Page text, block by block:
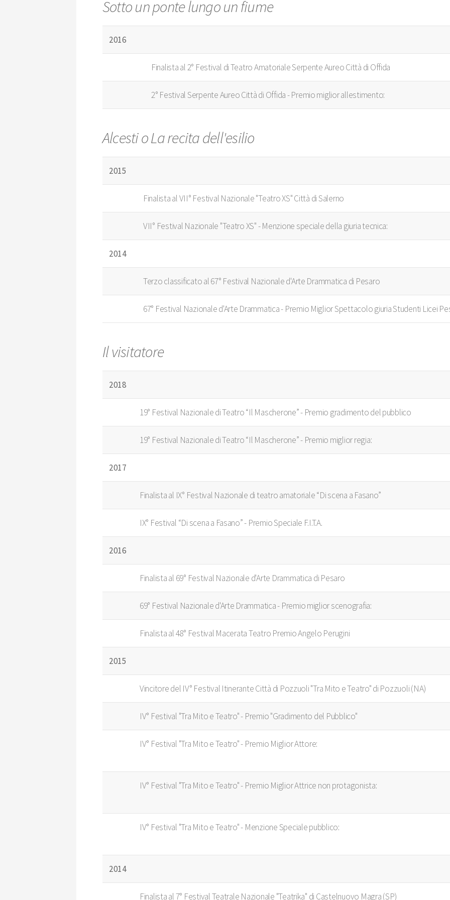
Sotto un ponte lungo un fiume
2016
Finalista al 2° Festival di Teatro Amatoriale Serpente Aureo Città di Offida
2° Festival Serpente Aureo Città di Offida - Premio miglior allestimento:
Alcesti o La recita dell'esilio
2015
Finalista al VII° Festival Nazionale "Teatro XS" Città di Salerno
VII° Festival Nazionale "Teatro XS" - Menzione speciale della giuria tecnica:
2014
Terzo classificato al 67° Festival Nazionale d'Arte Drammatica di Pesaro
67° Festival Nazionale d'Arte Drammatica - Premio Miglior Spettacolo giuria Studenti Licei
Il visitatore
2018
19° Festival Nazionale di Teatro “Il Mascherone” - Premio gradimento del pubblico
19° Festival Nazionale di Teatro “Il Mascherone” - Premio miglior regia:
2017
Finalista al IX° Festival Nazionale di teatro amatoriale “Di scena a Fasano”
IX° Festival “Di scena a Fasano” - Premio Speciale F.I.T.A.
2016
Finalista al 69° Festival Nazionale d'Arte Drammatica di Pesaro
69° Festival Nazionale d'Arte Drammatica - Premio miglior scenografia:
Finalista al 48° Festival Macerata Teatro Premio Angelo Perugini
2015
Vincitore del IV° Festival Itinerante Città di Pozzuoli "Tra Mito e Teatro" di Pozzuoli (NA)
IV° Festival "Tra Mito e Teatro" - Premio "Gradimento del Pubblico"
IV° Festival "Tra Mito e Teatro" - Premio Miglior Attore:
IV° Festival "Tra Mito e Teatro" - Premio Miglior Attrice non protagonista:
IV° Festival "Tra Mito e Teatro" - Menzione Speciale pubblico:
2014
Finalista al 7° Festival Teatrale Nazionale "Teatrika" di Castelnuovo Magra (SP)